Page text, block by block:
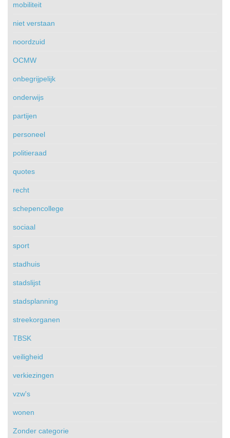
mobiliteit
niet verstaan
noordzuid
OCMW
onbegrijpelijk
onderwijs
partijen
personeel
politieraad
quotes
recht
schepencollege
sociaal
sport
stadhuis
stadslijst
stadsplanning
streekorganen
TBSK
veiligheid
verkiezingen
vzw's
wonen
Zonder categorie